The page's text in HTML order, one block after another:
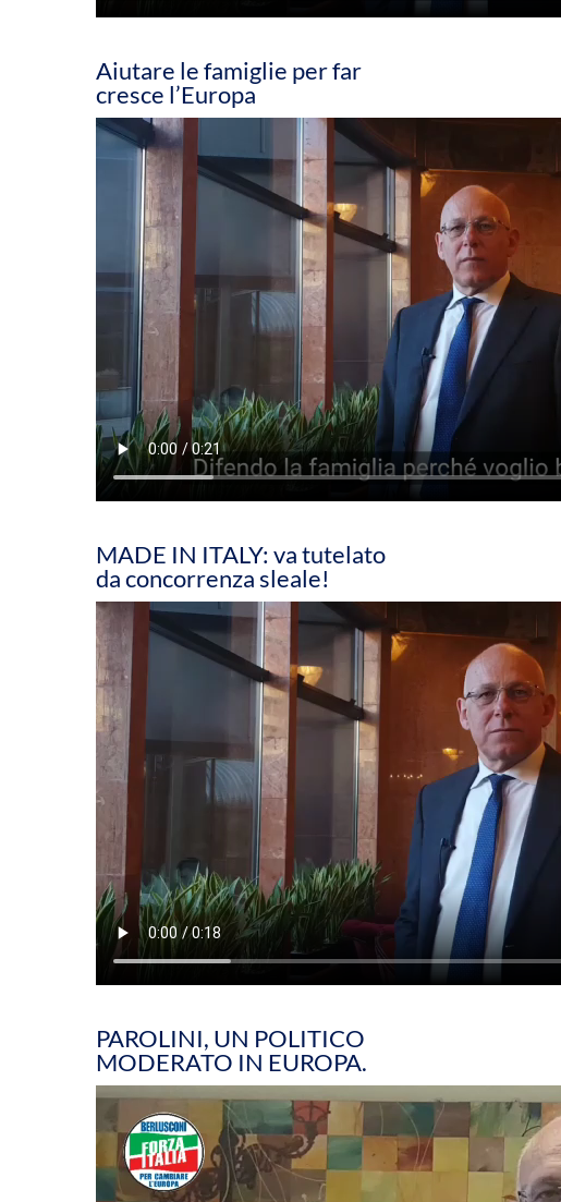
Aiutare le famiglie per far
cresce l’Europa
MADE IN ITALY: va tutelato
da concorrenza sleale!
PAROLINI, UN POLITICO
MODERATO IN EUROPA.